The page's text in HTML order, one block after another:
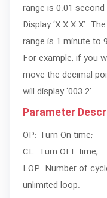
range is 0.01
Display ‘X.X.X.X’.
range is 1 minute to
For example, if you
move the decimal
will display ‘003.2’.
Parameter
OP: Turn On time;
CL: Turn OFF time;
LOP: Number of
unlimited loop.